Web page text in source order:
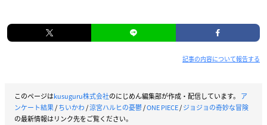
記事の内容について報告する
このページはkusuguru株式会社のにじめん編集部が作成・配信しています。 ア
ンケート結果/ちいかわ/涼宮ハルヒの憂鬱/ONE PIECE/ジョジョの奇妙な冒険
の最新情報はリンク先をご覧ください。